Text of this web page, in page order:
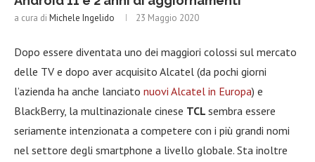
a cura di Michele Ingelido 23 Maggio 2020
Dopo essere diventata uno dei maggiori colossi sul mercato
delle TV e dopo aver acquisito Alcatel (da pochi giorni
l’azienda ha anche lanciato nuovi Alcatel in Europa) e
BlackBerry, la multinazionale cinese TCL sembra essere
seriamente intenzionata a competere con i più grandi nomi
nel settore degli smartphone a livello globale. Sta inoltre